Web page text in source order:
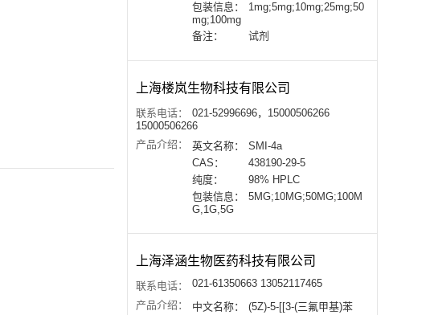
包装信息：
1mg;5mg;10mg;25mg;50
mg;100mg
备注：
试剂
上海楼岚生物科技有限公司
联系电话：
021-52996696，15000506266
15000506266
产品介绍：
英文名称：
SMI-4a
CAS：
438190-29-5
纯度：
98% HPLC
包装信息：
5MG;10MG;50MG;100M
G,1G,5G
上海泽涵生物医药科技有限公司
联系电话：
021-61350663 13052117465
产品介绍：
中文名称：
(5Z)-5-[[3-(三氟甲基)苯